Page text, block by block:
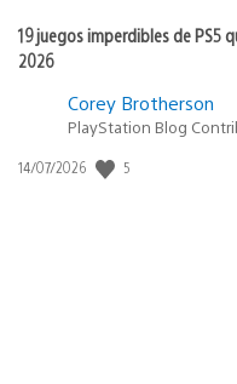
19 juegos imperdibles de PS5
2026
Corey Brotherson
PlayStation Blog
Fecha
14/07/2026 5